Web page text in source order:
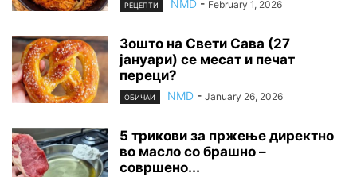
РЕЦЕПТИ NMD - February 1, 2026
Зошто на Свети Сава (27
јануари) се месат и печат
переци?
ОБИЧАИ NMD - January 26, 2026
5 трикови за пржење директно
во масло со брашно –
совршено...